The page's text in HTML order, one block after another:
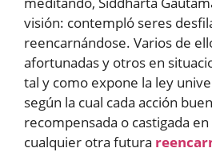
visión: contempló seres
reencarnándose. Varios de
afortunadas y otros en
tal y como expone la ley
según la cual cada acción
recompensada o castigada
cualquier otra futura